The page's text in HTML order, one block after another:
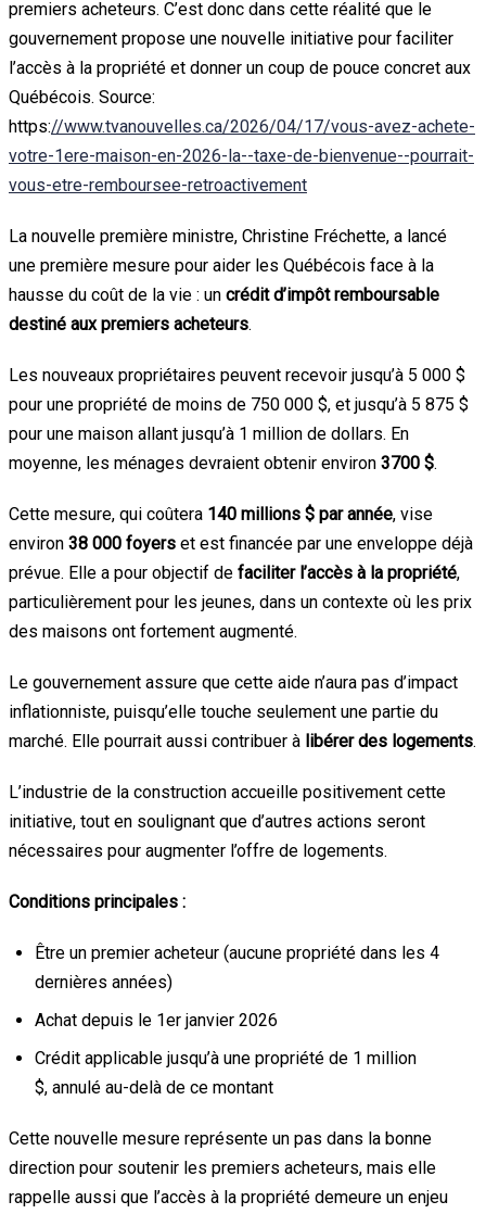
premiers acheteurs. C’est donc dans cette réalité que le
gouvernement propose une nouvelle initiative pour faciliter
l’accès à la propriété et donner un coup de pouce concret aux
Québécois. Source:
https://www.tvanouvelles.ca/2026/04/17/vous-avez-achete-
votre-1ere-maison-en-2026-la--taxe-de-bienvenue--pourrait-
vous-etre-remboursee-retroactivement
La nouvelle première ministre, Christine Fréchette, a lancé
une première mesure pour aider les Québécois face à la
hausse du coût de la vie : un crédit d’impôt remboursable
destiné aux premiers acheteurs.
Les nouveaux propriétaires peuvent recevoir jusqu’à 5 000 $
pour une propriété de moins de 750 000 $, et jusqu’à 5 875 $
pour une maison allant jusqu’à 1 million de dollars. En
moyenne, les ménages devraient obtenir environ 3700 $.
Cette mesure, qui coûtera 140 millions $ par année, vise
environ 38 000 foyers et est financée par une enveloppe déjà
prévue. Elle a pour objectif de faciliter l’accès à la propriété,
particulièrement pour les jeunes, dans un contexte où les prix
des maisons ont fortement augmenté.
Le gouvernement assure que cette aide n’aura pas d’impact
inflationniste, puisqu’elle touche seulement une partie du
marché. Elle pourrait aussi contribuer à libérer des logements.
L’industrie de la construction accueille positivement cette
initiative, tout en soulignant que d’autres actions seront
nécessaires pour augmenter l’offre de logements.
Conditions principales :
Être un premier acheteur (aucune propriété dans les 4
dernières années)
Achat depuis le 1er janvier 2026
Crédit applicable jusqu’à une propriété de 1 million
$, annulé au-delà de ce montant
Cette nouvelle mesure représente un pas dans la bonne
direction pour soutenir les premiers acheteurs, mais elle
rappelle aussi que l’accès à la propriété demeure un enjeu